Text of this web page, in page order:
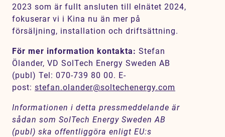
2023 som är fullt ansluten till elnätet 2024,
fokuserar vi i Kina nu än mer på
försäljning, installation och driftsättning.
För mer information kontakta: Stefan
Ölander, VD SolTech Energy Sweden AB
(publ) Tel: 070-739 80 00. E-
post: stefan.olander@soltechenergy.com
Informationen i detta pressmeddelande är
sådan som SolTech Energy Sweden AB
(publ) ska offentliggöra enligt EU:s